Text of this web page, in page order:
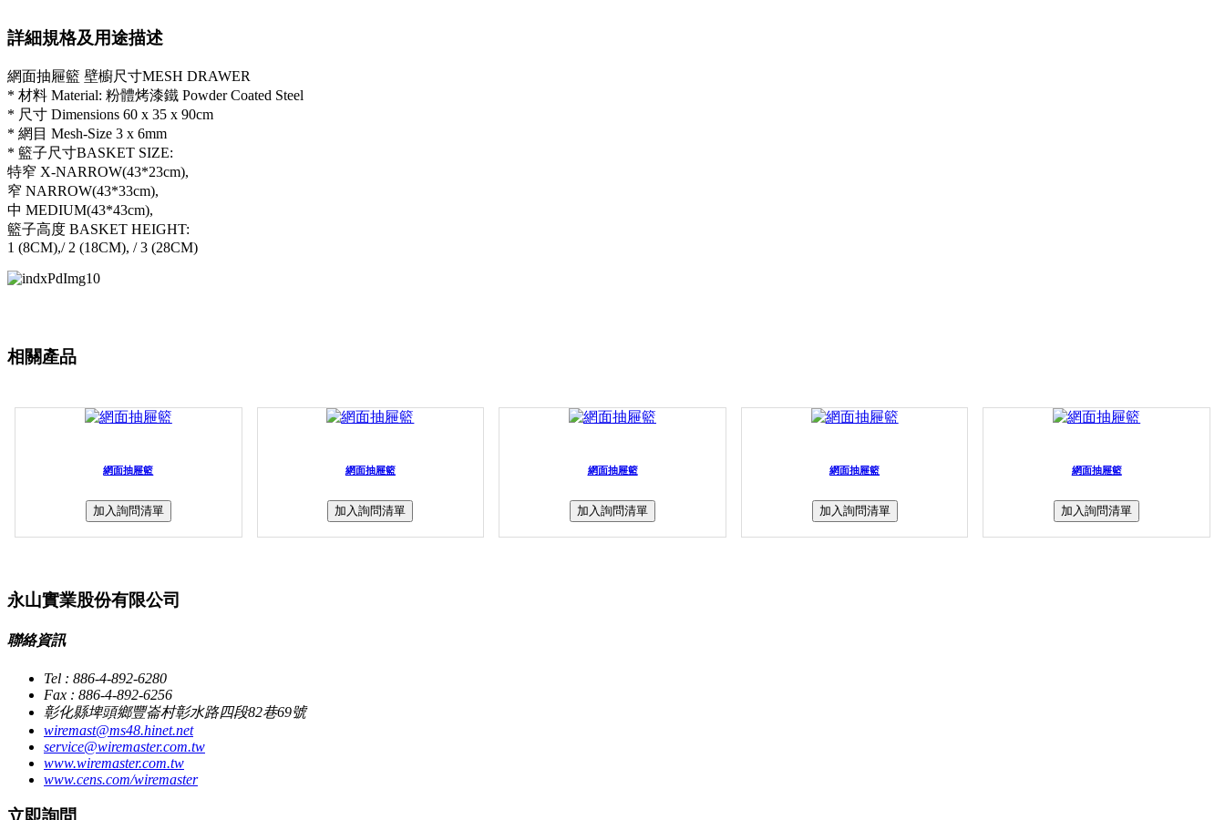
詳細規格及用途描述
網面抽屜籃 壁櫥尺寸MESH DRAWER
* 材料 Material: 粉體烤漆鐵 Powder Coated Steel
* 尺寸 Dimensions 60 x 35 x 90cm
* 網目 Mesh-Size 3 x 6mm
* 籃子尺寸BASKET SIZE:
特窄 X-NARROW(43*23cm),
窄 NARROW(43*33cm),
中 MEDIUM(43*43cm),
籃子高度 BASKET HEIGHT:
1 (8CM),/ 2 (18CM), / 3 (28CM)
相關產品
網面抽屜籃
加入詢問清單
網面抽屜籃
加入詢問清單
網面抽屜籃
加入詢問清單
網面抽屜籃
加入詢問清單
網面抽屜籃
加入詢問清單
永山實業股份有限公司
聯絡資訊
Tel : 886-4-892-6280
Fax : 886-4-892-6256
彰化縣埤頭鄉豐崙村彰水路四段82巷69號
wiremast@ms48.hinet.net
service@wiremaster.com.tw
www.wiremaster.com.tw
www.cens.com/wiremaster